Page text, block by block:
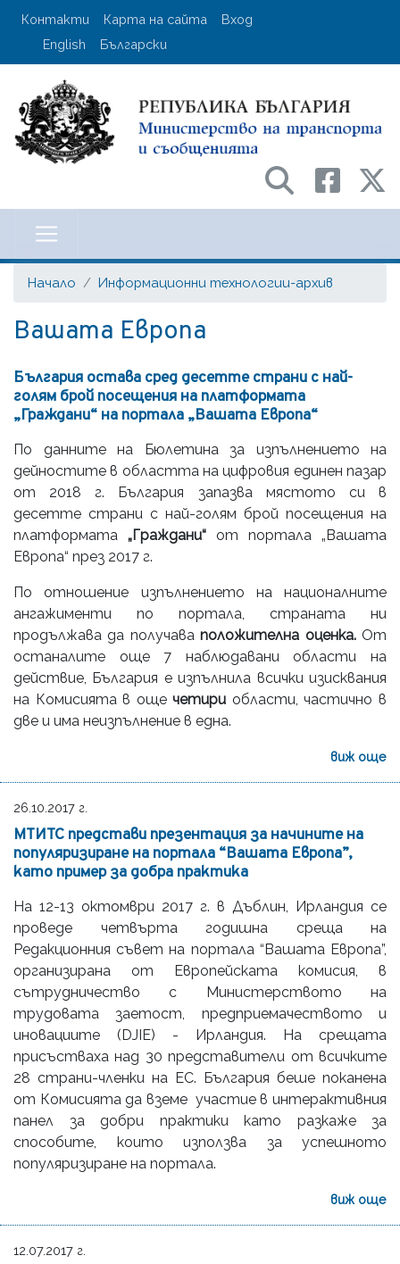
Премини
User account menu
Контакти Карта на сайта
Вход
English
Български
на транспорта
Начало Информационни технологии-архив
Вашата Европа
България остава сред десетте страни с най-
голям брой посещения на платформата
„Граждани“ на портала „Вашата Европа“
По данните на Бюлетина за изпълнението на
дейностите в областта на цифровия единен пазар
от 2018 г. България запазва мястото си в
десетте страни с най-голям брой посещения на
платформата „Граждани“ от портала „Вашата
Европа“ през 2017 г.
По отношение изпълнението на националните
ангажименти по портала, страната ни
продължава да получаваположителна оценка.От
останалите още 7 наблюдавани области на
действие, България е изпълнила всички изисквания
на Комисията в ощечетири области, частично в
две и има неизпълнение в една.
виж още
26.10.2017 г.
МТИТС представи презентация за начините на
популяризиране на портала “Вашата Европа”,
като пример за добра практика
На 12-13 октомври 2017 г. в Дъблин, Ирландия се
проведе четвърта годишна среща на
Редакционния съвет на портала “Вашата Европа”,
организирана от Европейската комисия, в
сътрудничество с Министерството на
трудовата заетост, предприемачеството и
иновациите (DJIE) - Ирландия. На срещата
присъстваха над 30 представители от всичките
28 страни-членки на ЕС. България беше поканена
от Комисията да вземе участие в интерактивния
панел за добри практики като разкаже за
способите, които използва за успешното
популяризиране на портала.
виж още
12.07.2017 г.